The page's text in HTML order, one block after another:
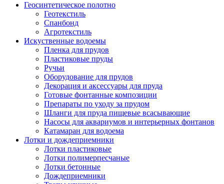
Геосинтетическое полотно
Геотекстиль
Спанбонд
Агротекстиль
Искуственные водоемы
Пленка для прудов
Пластиковые пруды
Ручьи
Оборудование для прудов
Декорация и аксессуары для пруда
Готовые фонтанные композиции
Препараты по уходу за прудом
Шланги для пруда пищевые всасывающие
Насосы для аквариумов и интерьерных фонтанов
Катамаран для водоема
Лотки и дождеприемники
Лотки пластиковые
Лотки полимерпесчаные
Лотки бетонные
Дождеприемники